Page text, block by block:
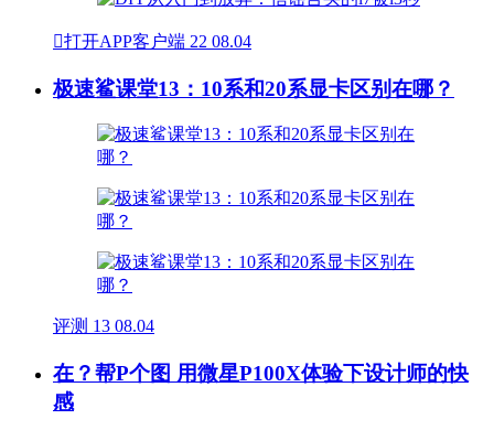
打开APP客户端 22 08.04
极速鲨课堂13：10系和20系显卡区别在哪？
评测 13 08.04
在？帮P个图 用微星P100X体验下设计师的快
感